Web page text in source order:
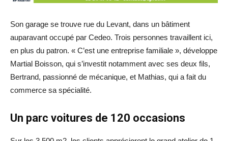
Son garage se trouve rue du Levant, dans un bâtiment
auparavant occupé par Cedeo. Trois personnes travaillent ici,
en plus du patron. « C’est une entreprise familiale », développe
Martial Boisson, qui s’investit notamment avec ses deux fils,
Bertrand, passionné de mécanique, et Mathias, qui a fait du
commerce sa spécialité.
Un parc voitures de 120 occasions